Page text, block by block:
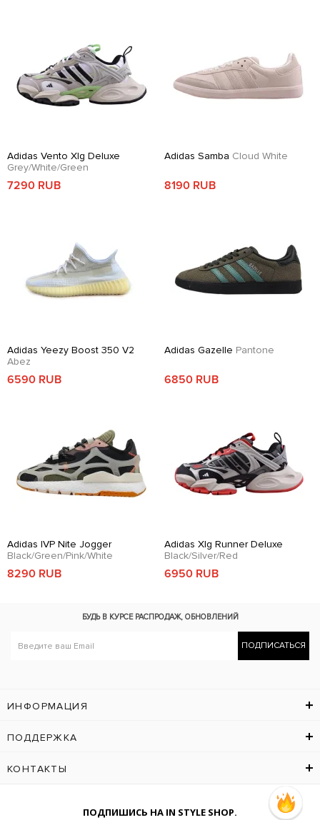
Adidas Vento Xlg Deluxe
Grey/White/Green
7290 RUB
Adidas Samba Cloud White
8190 RUB
Adidas Yeezy Boost 350 V2
Abez
6590 RUB
Adidas Gazelle Pantone
6850 RUB
Adidas IVP Nite Jogger
Black/Green/Pink/White
8290 RUB
Adidas Xlg Runner Deluxe
Black/Silver/Red
6950 RUB
БУДЬ В КУРСЕ РАСПРОДАЖ, ОБНОВЛЕНИЙ
ПОДПИСАТЬСЯ
ИНФОРМАЦИЯ
ПОДДЕРЖКА
КОНТАКТЫ
ПОДПИШИСЬ НА IN STYLE SHOP.